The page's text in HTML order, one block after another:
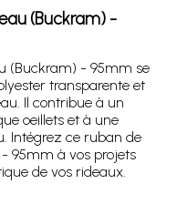
(Buckram) -
(Buckram) - 95mm se
transparente et
Il contribue à un
oeillets et à une
Intégrez ce ruban de
95mm à vos projets
de vos rideaux.